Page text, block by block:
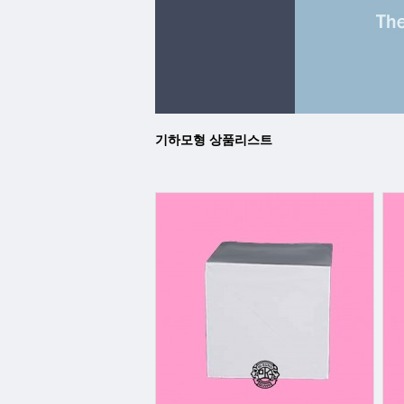
기하모형 상품리스트